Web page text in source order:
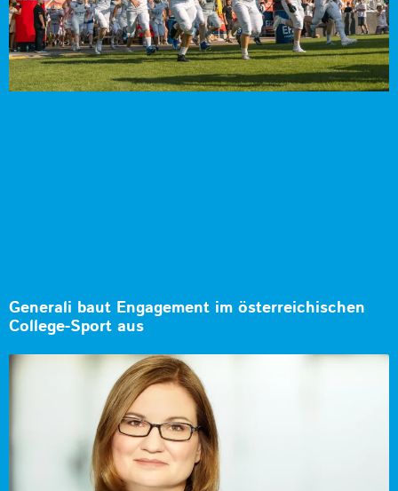
Generali baut Engagement im österreichischen
College-Sport aus